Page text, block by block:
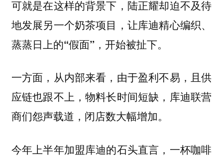
可就是在这样的背景下， 陆正耀却迫不及待
地发展另一个奶茶项目，让库迪精心编织、
蒸蒸日上的“假面”，开始被扯下。
一方面，从内部来看，由于盈利不易，且供
应链也跟不上，物料长时间短缺，库迪联营
商们怨声载道，闭店数大幅增加。
今年上半年加盟库迪的石头直言，一杯咖啡